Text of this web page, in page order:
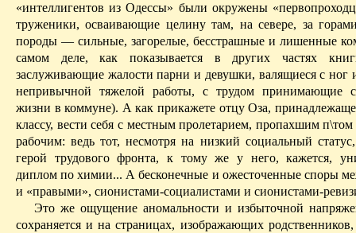
«интеллигентов из Одессы» были окружены
труженики, осваивающие целину там, на севере, за
породы — сильные, загорелые, бесстрашные и лишенные
самом деле, как показывается в других частях
заслуживающие жалости парни и девушки, валящиеся с ног
непривычной тяжелой работы, с трудом принимающие
жизни в коммуне). А как прикажете отцуОза,
классу, вести себя с местным пролетарием, пропахшимп\том
рабочим: ведь тот, несмотря на низкий социальный
герой трудового фронта, к тому же у него, кажется,
диплом по химии... А бесконечные и ожесточенные споры­
и «правыми», сионистами-социалистами и сионистами-
Это же ощущение аномальности и избыточной
сохраняется и на страницах, изображающих